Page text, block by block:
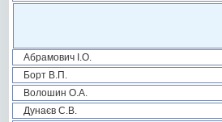
Абрамович І.О.
Борт В.П.
Волошин О.А.
Дунаєв С.В.